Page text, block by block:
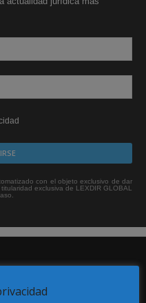
con el objeto exclusivo de dar
exclusiva de LEXDIR GLOBAL